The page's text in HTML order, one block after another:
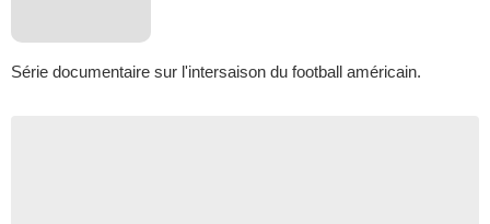
Série documentaire sur l'intersaison du football américain.